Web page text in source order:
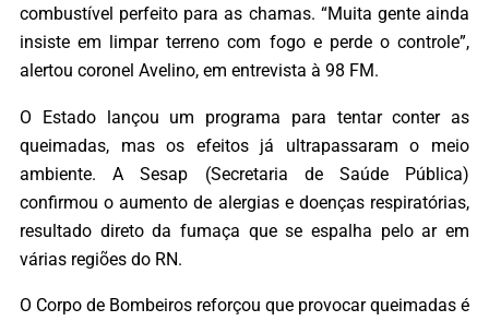
combustível perfeito para as chamas. “Muita gente ainda
insiste em limpar terreno com fogo e perde o controle”,
alertou coronel Avelino, em entrevista à 98 FM.
O Estado lançou um programa para tentar conter as
queimadas, mas os efeitos já ultrapassaram o meio
ambiente. A Sesap (Secretaria de Saúde Pública)
confirmou o aumento de alergias e doenças respiratórias,
resultado direto da fumaça que se espalha pelo ar em
várias regiões do RN.
O Corpo de Bombeiros reforçou que provocar queimadas é